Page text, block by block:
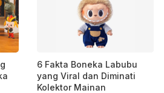
6 Fakta Boneka Labubu
yang Viral dan Diminati
Kolektor Mainan